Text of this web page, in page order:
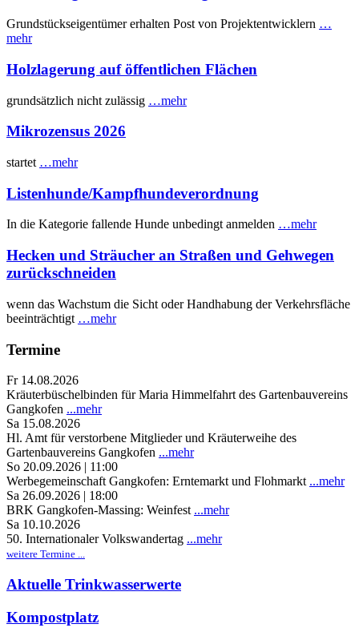
Grundstückseigentümer erhalten Post von Projektentwicklern …
mehr
Holzlagerung auf öffentlichen Flächen
grundsätzlich nicht zulässig …mehr
Mikrozensus 2026
startet …mehr
Listenhunde/Kampfhundeverordnung
In die Kategorie fallende Hunde unbedingt anmelden …mehr
Hecken und Sträucher an Straßen und Gehwegen
zurückschneiden
wenn das Wachstum die Sicht oder Handhabung der Verkehrsfläche
beeinträchtigt …mehr
Termine
Fr 14.08.2026
Kräuterbüschelbinden für Maria Himmelfahrt des Gartenbauvereins
Gangkofen ...mehr
Sa 15.08.2026
Hl. Amt für verstorbene Mitglieder und Kräuterweihe des
Gartenbauvereins Gangkofen ...mehr
So 20.09.2026 | 11:00
Werbegemeinschaft Gangkofen: Erntemarkt und Flohmarkt ...mehr
Sa 26.09.2026 | 18:00
BRK Gangkofen-Massing: Weinfest ...mehr
Sa 10.10.2026
50. Internationaler Volkswandertag ...mehr
weitere Termine ...
Aktuelle Trinkwasserwerte
Kompostplatz